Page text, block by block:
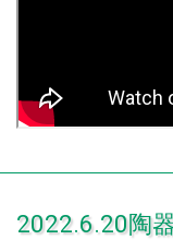
2022.6.20陶